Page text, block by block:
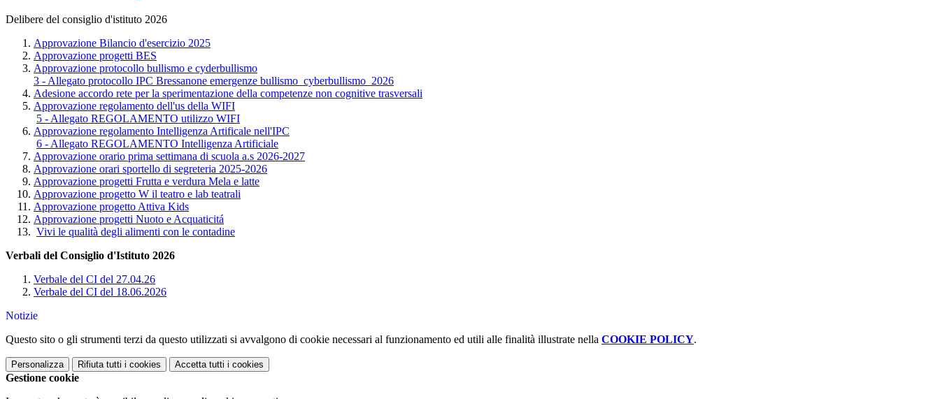
Delibere del consiglio d'istituto 2026
Approvazione Bilancio d'esercizio 2025
Approvazione progetti BES
Approvazione protocollo bullismo e cyderbullismo
3 - Allegato protocollo IPC Bressanone emergenze bullismo_cyberbullismo_2026
Adesione accordo rete per la sperimentazione della competenze non cognitive trasversali
Approvazione regolamento dell'us della WIFI
5 - Allegato REGOLAMENTO utilizzo WIFI
Approvazione regolamento Intelligenza Artificale nell'IPC
6 - Allegato REGOLAMENTO Intelligenza Artificiale
Approvazione orario prima settimana di scuola a.s 2026-2027
Approvazione orari sportello di segreteria 2025-2026
Approvazione progetti Frutta e verdura Mela e latte
Approvazione progetto W il teatro e lab teatrali
Approvazione progetto Attiva Kids
Approvazione progetti Nuoto e Acquaticitá
Vivi le qualità degli alimenti con le contadine
Verbali del Consiglio d'Istituto 2026
Verbale del CI del 27.04.26
Verbale del CI del 18.06.2026
Notizie
Questo sito o gli strumenti terzi da questo utilizzati si avvalgono di cookie necessari al funzionamento ed utili alle finalità illustrate nella COOKIE POLICY.
Personalizza Rifiuta tutti i cookies Accetta tutti i cookies
Gestione cookie